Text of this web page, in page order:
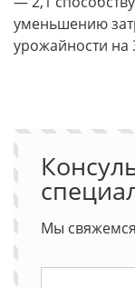
уменьшению
урожайности на
Мы